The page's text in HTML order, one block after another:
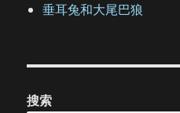
垂耳兔和大尾巴狼
搜索